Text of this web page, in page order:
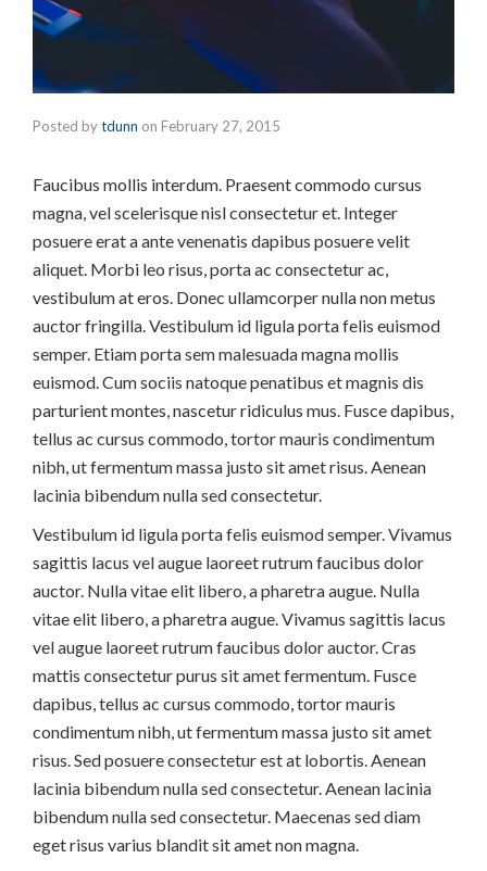
Posted bytdunn on February 27, 2015
Faucibus mollis interdum. Praesent commodo cursus
magna, vel scelerisque nisl consectetur et. Integer
posuere erat a ante venenatis dapibus posuere velit
aliquet. Morbi leo risus, porta ac consectetur ac,
vestibulum at eros. Donec ullamcorper nulla non metus
auctor fringilla. Vestibulum id ligula porta felis euismod
semper. Etiam porta sem malesuada magna mollis
euismod. Cum sociis natoque penatibus et magnis dis
parturient montes, nascetur ridiculus mus. Fusce dapibus,
tellus ac cursus commodo, tortor mauris condimentum
nibh, ut fermentum massa justo sit amet risus. Aenean
lacinia bibendum nulla sed consectetur.
Vestibulum id ligula porta felis euismod semper. Vivamus
sagittis lacus vel augue laoreet rutrum faucibus dolor
auctor. Nulla vitae elit libero, a pharetra augue. Nulla
vitae elit libero, a pharetra augue. Vivamus sagittis lacus
vel augue laoreet rutrum faucibus dolor auctor. Cras
mattis consectetur purus sit amet fermentum. Fusce
dapibus, tellus ac cursus commodo, tortor mauris
condimentum nibh, ut fermentum massa justo sit amet
risus. Sed posuere consectetur est at lobortis. Aenean
lacinia bibendum nulla sed consectetur. Aenean lacinia
bibendum nulla sed consectetur. Maecenas sed diam
eget risus varius blandit sit amet non magna.